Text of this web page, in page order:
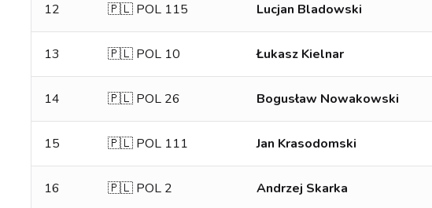
12 🇵🇱 POL 115 Lucjan Bladowski
13 🇵🇱 POL 10 Łukasz Kielnar
14 🇵🇱 POL 26 Bogusław Nowakowski
15 🇵🇱 POL 111 Jan Krasodomski
16 🇵🇱 POL 2 Andrzej Skarka